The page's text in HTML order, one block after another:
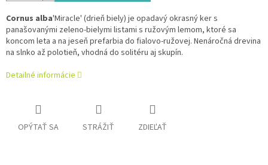
Cornus alba'Miracle' (drieň biely) je opadavý okrasný ker s
panašovanými zeleno-bielymi listami s ružovým lemom, ktoré sa
koncom leta a na jeseň prefarbia do fialovo-ružovej. Nenáročná drevina
na slnko až polotieň, vhodná do solitéru aj skupín.
Detailné informácie
OPÝTAŤ SA STRÁŽIŤ ZDIEĽAŤ